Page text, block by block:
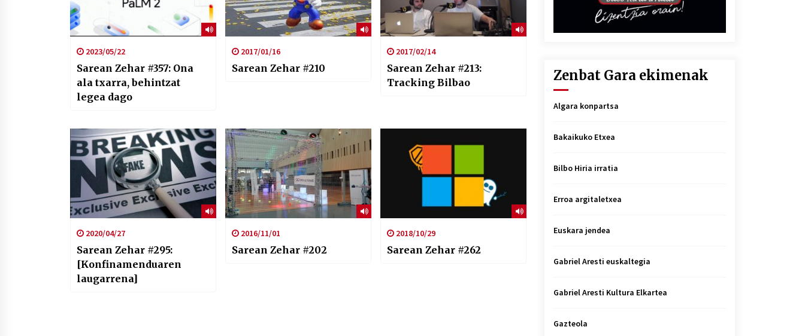
2023/05/22
Sarean Zehar #357: Ona
ala txarra, behintzat
legea dago
2017/01/16
Sarean Zehar #210
2017/02/14
Sarean Zehar #213:
Tracking Bilbao
2020/04/27
Sarean Zehar #295:
[Konfinamenduaren
laugarrena]
2016/11/01
Sarean Zehar #202
2018/10/29
Sarean Zehar #262
Zenbat Gara ekimenak
Algara konpartsa
Bakaikuko Etxea
Bilbo Hiria irratia
Erroa argitaletxea
Euskara jendea
Gabriel Aresti euskaltegia
Gabriel Aresti Kultura Elkartea
Gazteola